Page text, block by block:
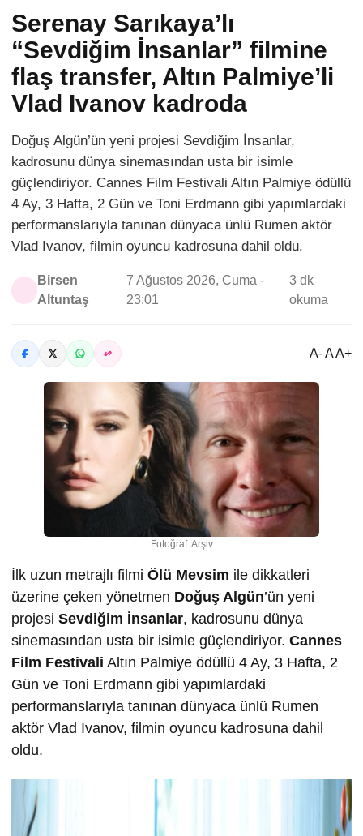
Serenay Sarıkaya’lı
“Sevdiğim İnsanlar” filmine
flaş transfer, Altın Palmiye’li
Vlad Ivanov kadroda
Doğuş Algün’ün yeni projesi Sevdiğim İnsanlar,
kadrosunu dünya sinemasından usta bir isimle
güçlendiriyor. Cannes Film Festivali Altın Palmiye ödüllü
4 Ay, 3 Hafta, 2 Gün ve Toni Erdmann gibi yapımlardaki
performanslarıyla tanınan dünyaca ünlü Rumen aktör
Vlad Ivanov, filmin oyuncu kadrosuna dahil oldu.
Birsen
Altuntaş
7 Ağustos 2026, Cuma -
23:01
3 dk
okuma
A- A A+
Fotoğraf: Arşiv
İlk uzun metrajlı filmi Ölü Mevsim ile dikkatleri
üzerine çeken yönetmen Doğuş Algün’ün yeni
projesi Sevdiğim İnsanlar, kadrosunu dünya
sinemasından usta bir isimle güçlendiriyor. Cannes
Film Festivali Altın Palmiye ödüllü 4 Ay, 3 Hafta, 2
Gün ve Toni Erdmann gibi yapımlardaki
performanslarıyla tanınan dünyaca ünlü Rumen
aktör Vlad Ivanov, filmin oyuncu kadrosuna dahil
oldu.